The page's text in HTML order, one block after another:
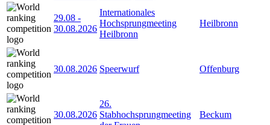
29.08 -
30.08.2026
Internationales
Hochsprungmeeting
Heilbronn
Heilbronn
30.08.2026 Speerwurf Offenburg
30.08.2026
26.
Stabhochsprungmeeting
Beckum